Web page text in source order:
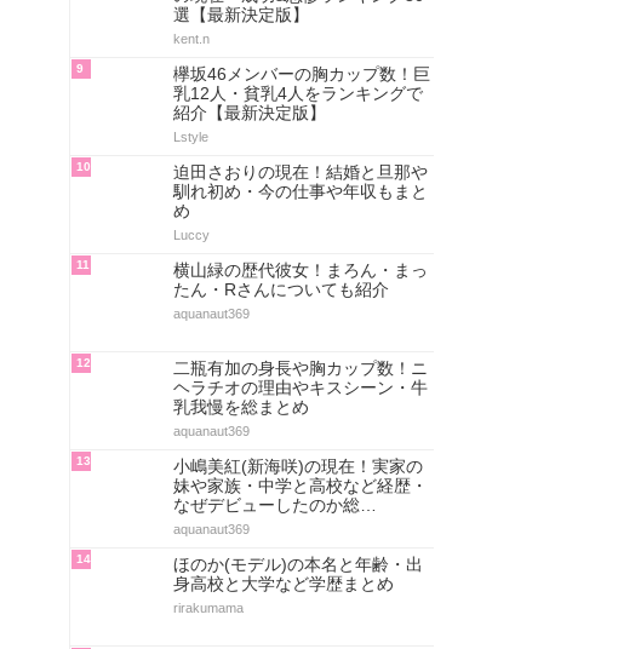
選【最新決定版】
kent.n
9
欅坂46メンバーの胸カップ数！巨
乳12人・貧乳4人をランキングで
紹介【最新決定版】
Lstyle
10
迫田さおりの現在！結婚と旦那や
馴れ初め・今の仕事や年収もまと
め
Luccy
11
横山緑の歴代彼女！まろん・まっ
たん・Rさんについても紹介
aquanaut369
12
二瓶有加の身長や胸カップ数！ニ
ヘラチオの理由やキスシーン・牛
乳我慢を総まとめ
aquanaut369
13
小嶋美紅(新海咲)の現在！実家の
妹や家族・中学と高校など経歴・
なぜデビューしたのか総…
aquanaut369
14
ほのか(モデル)の本名と年齢・出
身高校と大学など学歴まとめ
rirakumama